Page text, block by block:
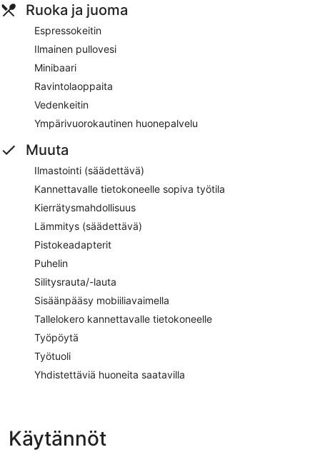
Ruoka ja juoma
Espressokeitin
Ilmainen pullovesi
Minibaari
Ravintolaoppaita
Vedenkeitin
Ympärivuorokautinen huonepalvelu
Muuta
Ilmastointi (säädettävä)
Kannettavalle tietokoneelle sopiva työtila
Kierrätysmahdollisuus
Lämmitys (säädettävä)
Pistokeadapterit
Puhelin
Silitysrauta/-lauta
Sisäänpääsy mobiiliavaimella
Tallelokero kannettavalle tietokoneelle
Työpöytä
Työtuoli
Yhdistettäviä huoneita saatavilla
Käytännöt